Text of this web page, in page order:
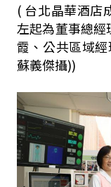
( 台北晶華酒店
左起為董事總
霞、公共區域
蘇義傑攝))